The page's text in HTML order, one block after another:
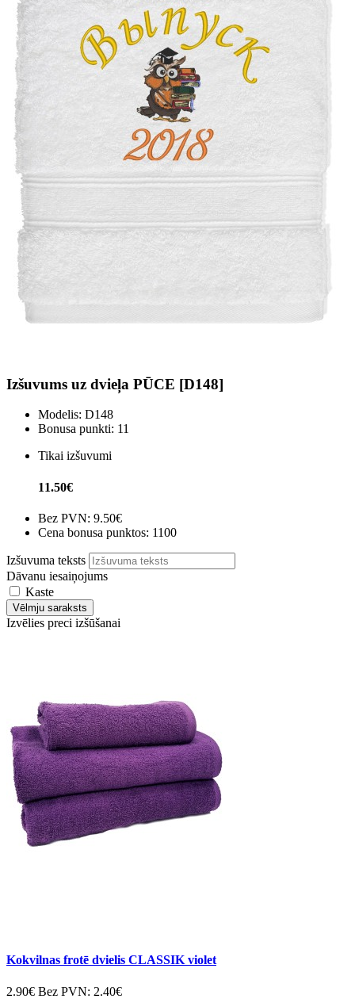
Izšuvums uz dvieļa PŪCE [D148]
Modelis: D148
Bonusa punkti: 11
Tikai izšuvumi
11.50€
Bez PVN: 9.50€
Cena bonusa punktos: 1100
Izšuvuma teksts
Dāvanu iesaiņojums
Kaste
Vēlmju saraksts
Izvēlies preci izšūšanai
Kokvilnas frotē dvielis CLASSIK violet
2.90€ Bez PVN: 2.40€